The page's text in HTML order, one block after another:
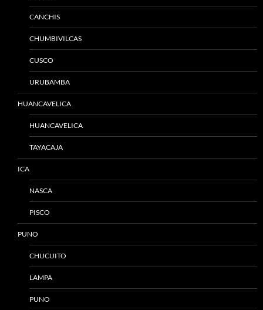
CANCHIS
CHUMBIVILCAS
CUSCO
URUBAMBA
HUANCAVELICA
HUANCAVELICA
TAYACAJA
ICA
NASCA
PISCO
PUNO
CHUCUITO
LAMPA
PUNO